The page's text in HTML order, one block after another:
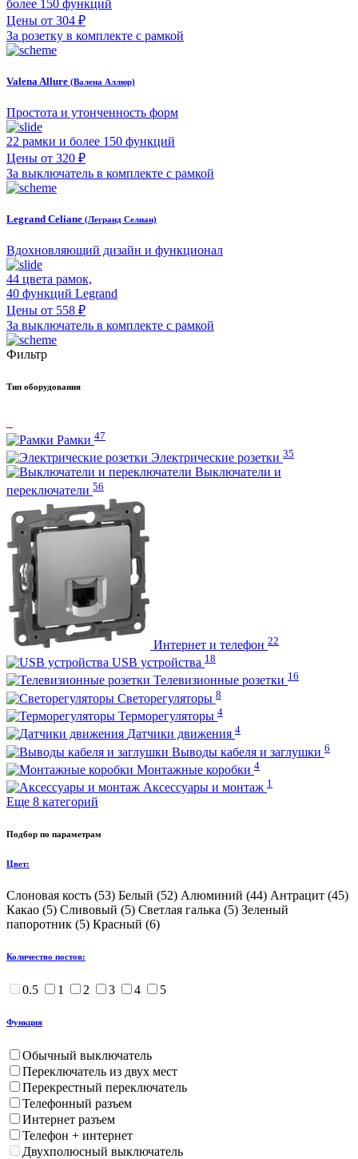
более 150 функций
Цены от 304 ₽
За розетку в комплекте с рамкой
Valena Allure (Валена Аллюр)
Простота и утонченность форм
22 рамки и более 150 функций
Цены от 320 ₽
За выключатель в комплекте с рамкой
Legrand Celiane (Легранд Селиан)
Вдохновляющий дизайн и функционал
44 цвета рамок,
40 функций Legrand
Цены от 558 ₽
За выключатель в комплекте с рамкой
Фильтр
Тип оборудования
Рамки 47
Электрические розетки 35
Выключатели и
переключатели 56
Интернет и телефон 22
USB устройства 18
Телевизионные розетки 16
Светорегуляторы 8
Терморегуляторы 4
Датчики движения 4
Выводы кабеля и заглушки 6
Монтажные коробки 4
Аксессуары и монтаж 1
Еще 8 категорий
Подбор по параметрам
Цвет:
Слоновая кость (53) Белый (52) Алюминий (44) Антрацит (45)
Какао (5) Сливовый (5) Светлая галька (5) Зеленый
папоротник (5) Красный (6)
Количество постов:
0.5 1 2 3 4 5
Функция
Обычный выключатель
Переключатель из двух мест
Перекрестный переключатель
Телефонный разъем
Интернет разъем
Телефон + интернет
Двухполюсный выключатель